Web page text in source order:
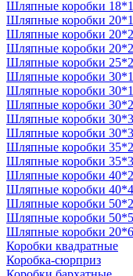
Шляпные коробки
Шляпные коробки
Шляпные коробки
Шляпные коробки
Шляпные коробки
Шляпные коробки
Шляпные коробки
Шляпные коробки
Шляпные коробки
Шляпные коробки
Шляпные коробки
Шляпные коробки
Шляпные коробки
Шляпные коробки
Шляпные коробки
Шляпные коробки
Шляпные коробки
Коробки квадратные
Коробка-сюрприз